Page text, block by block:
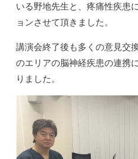
いる野地先生と、疼痛性疾患
ョンさせて頂きました。
講演会終了後も多くの意見交
のエリアの脳神経疾患の連携
りました。